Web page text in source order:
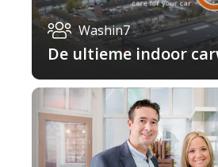
Washin7
De ultieme indoor